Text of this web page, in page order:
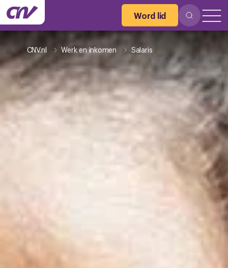
Word lid
CNV.nl Werk en inkomen Salaris